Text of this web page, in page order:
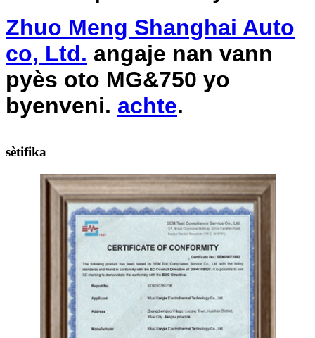
Zhuo Meng Shanghai Auto
co, Ltd. angaje nan vann
pyès oto MG&750 yo
byenveni. achte.
sètifika